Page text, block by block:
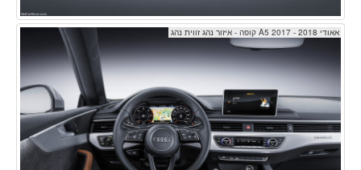
אאודי A5 2017 - 2018 קופה - איזור נהג זווית נהג